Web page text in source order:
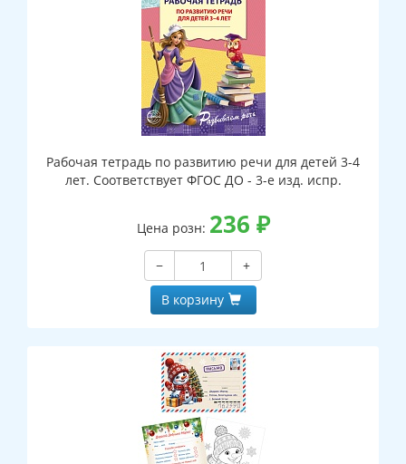
Рабочая тетрадь по развитию речи для детей 3-4
лет. Соответствует ФГОС ДО - 3-е изд. испр.
Цена розн: 236 ₽
−
+
В корзину